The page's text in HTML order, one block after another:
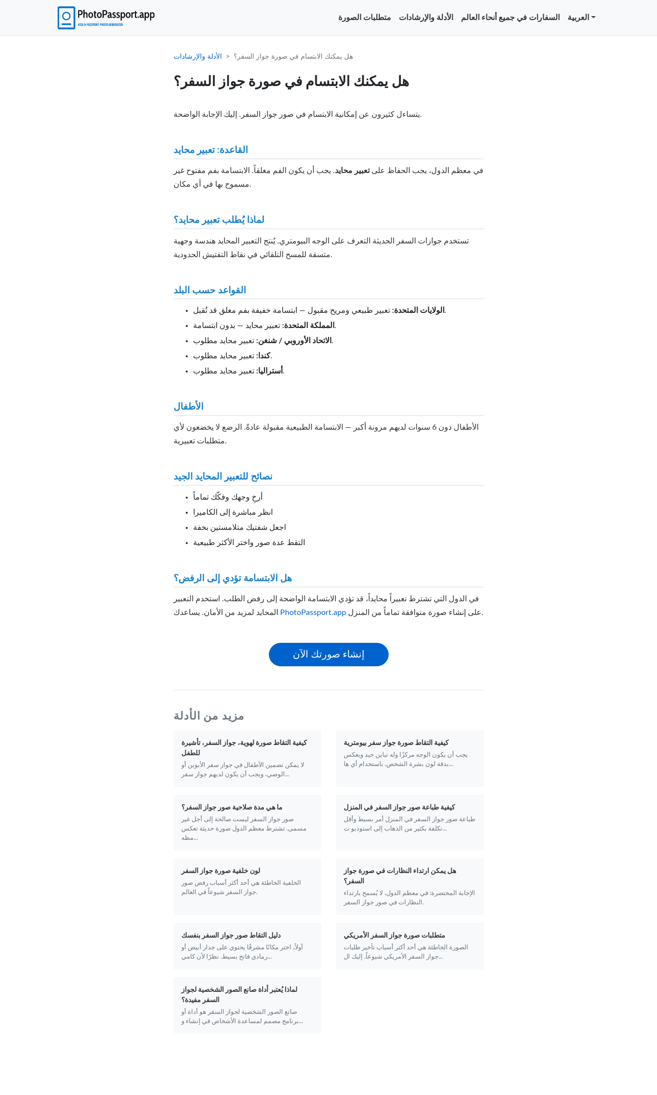
متطلبات الصورة الأدلة والإرشادات السفارات في جميع أنحاء العالم العربية
الأدلة والإرشادات هل يمكنك الابتسام في صورة جواز السفر؟
هل يمكنك الابتسام في صورة جواز السفر؟
يتساءل كثيرون عن إمكانية الابتسام في صور جواز السفر. إليك الإجابة الواضحة.
القاعدة: تعبير محايد
في معظم الدول، يجب الحفاظ علىتعبير محايد. يجب أن يكون الفم مغلقاً. الابتسامة بفم مفتوح غير
مسموح بها في أي مكان.
لماذا يُطلب تعبير محايد؟
تستخدم جوازات السفر الحديثة التعرف على الوجه البيومتري. يُنتج التعبير المحايد هندسة وجهية
متسقة للمسح التلقائي في نقاط التفتيش الحدودية.
القواعد حسب البلد
الولايات المتحدة: تعبير طبيعي ومريح مقبول — ابتسامة خفيفة بفم مغلق قد تُقبل.
المملكة المتحدة: تعبير محايد — بدون ابتسامة.
الاتحاد الأوروبي / شنغن: تعبير محايد مطلوب.
كندا:تعبير محايد مطلوب.
أستراليا: تعبير محايد مطلوب.
الأطفال
الأطفال دون 6 سنوات لديهم مرونة أكبر — الابتسامة الطبيعية مقبولة عادةً. الرضع لا يخضعون لأي
متطلبات تعبيرية.
نصائح للتعبير المحايد الجيد
أرخِ وجهك وفكّك تماماً
انظر مباشرة إلى الكاميرا
اجعل شفتيك متلامستين بخفة
التقط عدة صور واختر الأكثر طبيعية
هل الابتسامة تؤدي إلى الرفض؟
في الدول التي تشترط تعبيراً محايداً، قد تؤدي الابتسامة الواضحة إلى رفض الطلب. استخدم التعبير
PhotoPassport.app على إنشاء صورة متوافقة تماماً من المنزل.
إنشاء صورتك الآن
مزيد من الأدلة
كيفية التقاط صورة لهوية، جواز السفر، تأشيرة
للطفل
لا يمكن تضمين الأطفال في جواز سفر الأبوين أو
الوصي، ويجب أن يكون لديهم جواز سفر...
كيفية التقاط صورة جواز سفر بيومترية
يجب أن يكون الوجه مركزًا وله تباين جيد ويعكس
بدقة لون بشرة الشخص. باستخدام أي ها...
ما هي مدة صلاحية صور جواز السفر؟
صور جواز السفر ليست صالحة إلى أجل غير
مسمى. تشترط معظم الدول صورة حديثة تعكس
مظه...
كيفية طباعة صور جواز السفر في المنزل
طباعة صور جواز السفر في المنزل أمر بسيط وأقل
تكلفة بكثير من الذهاب إلى استوديو ت...
لون خلفية صورة جواز السفر
الخلفية الخاطئة هي أحد أكثر أسباب رفض صور
جواز السفر شيوعاً في العالم.
هل يمكن ارتداء النظارات في صورة جواز
السفر؟
الإجابة المختصرة: في معظم الدول، لا يُسمح بارتداء
النظارات في صور جواز السفر.
دليل التقاط صور جواز السفر بنفسك
أولاً، اختر مكانًا مشرقًا يحتوي على جدار أبيض أو
رمادي فاتح بسيط. نظرًا لأن كامي...
متطلبات صورة جواز السفر الأمريكي
الصورة الخاطئة هي أحد أكثر أسباب تأخير طلبات
جواز السفر الأمريكي شيوعاً. إليك ال...
لماذا يُعتبر أداة صانع الصور الشخصية لجواز
السفر مفيدة؟
صانع الصور الشخصية لجواز السفر هو أداة أو
برنامج مصمم لمساعدة الأشخاص في إنشاء و...